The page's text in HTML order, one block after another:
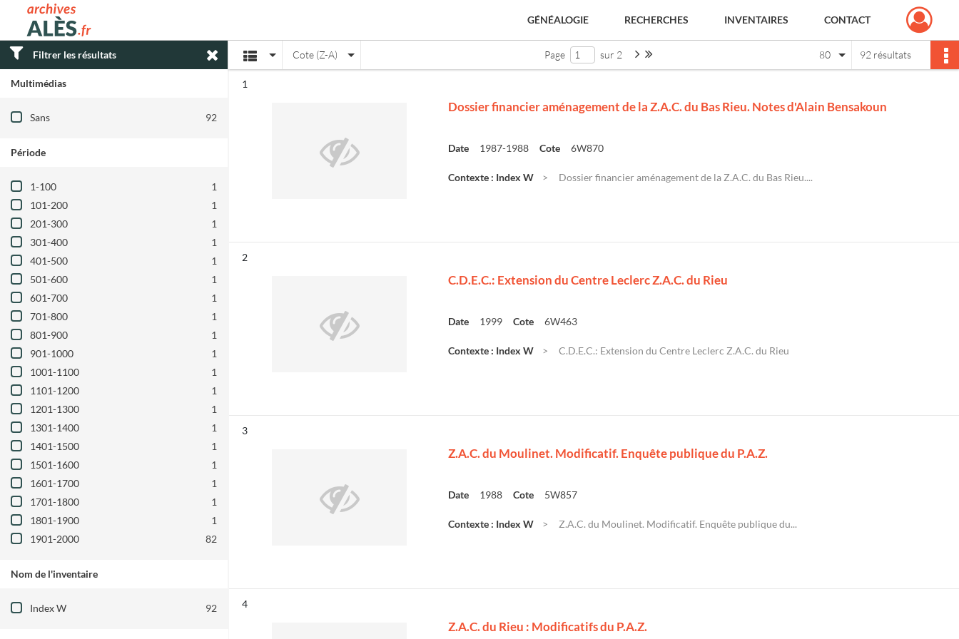
Archives municipales d'Alès GÉNÉALOGIE RECHERCHES INVENTAIRES CONTACT
Filtrer les résultats
Multimédias
Filtre les résultats par : Multimédias
Sans 92
Période
Filtre les résultats par : Période
1-100
1
101-200
1
201-300
1
301-400
1
401-500
1
501-600
1
601-700
1
701-800
1
801-900
1
901-1000
1
1001-1100
1
1101-1200
1
1201-1300
1
1301-1400
1
1401-1500
1
1501-1600
1
1601-1700
1
1701-1800
1
1801-1900
1
1901-2000
82
Nom de l'inventaire
Filtre les résultats par : Nom de l'inventaire
Index W 92
AffichageCote (Z-A) Page sur 2 Page suivante : 1/2 92 résultats
80
1
Dossier financier aménagement de la Z.A.C. du Bas Rieu. Notes d'Alain Bensakoun
Date 1987-1988 Cote 6W870
Contexte : Index W Dossier financier aménagement de la Z.A.C. du Bas Rieu....
2
C.D.E.C.: Extension du Centre Leclerc Z.A.C. du Rieu
Date 1999 Cote 6W463
Contexte : Index W C.D.E.C.: Extension du Centre Leclerc Z.A.C. du Rieu
3
Z.A.C. du Moulinet. Modificatif. Enquête publique du P.A.Z.
Date 1988 Cote 5W857
Contexte : Index W Z.A.C. du Moulinet. Modificatif. Enquête publique du...
4
Z.A.C. du Rieu : Modificatifs du P.A.Z.